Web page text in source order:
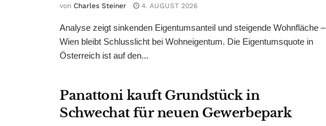
von Charles Steiner 4. AUGUST 2026
Analyse zeigt sinkenden Eigentumsanteil und steigende Wohnfläche –
Wien bleibt Schlusslicht bei Wohneigentum. Die Eigentumsquote in
Österreich ist auf den...
Panattoni kauft Grundstück in
Schwechat für neuen Gewerbepark